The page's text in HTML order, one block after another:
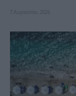
7 Αυγούστου, 2026